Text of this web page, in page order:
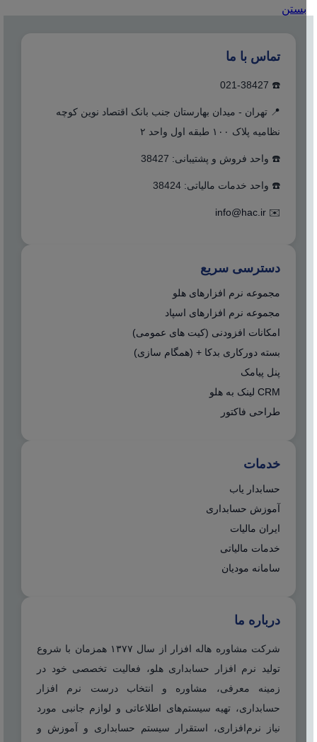
بستن
تماس با ما
☎️ 021-38427
📍 تهران - میدان بهارستان جنب بانک اقتصاد نوین کوچه
نظامیه پلاک ۱۰۰ طبقه اول واحد ۲
☎️ واحد فروش و پشتیبانی: 38427
☎️ واحد خدمات مالیاتی: 38424
✉️
info@hac.ir
دسترسی سریع
مجموعه نرم افزارهای هلو
مجموعه نرم افزارهای اسپاد
امکانات افزودنی (کیت های عمومی)
بسته دورکاری بدکا + (همگام سازی)
پنل پیامک
CRM لینک به هلو
طراحی فاکتور
خدمات
حسابدار یاب
آموزش حسابداری
ایران مالیات
خدمات مالیاتی
سامانه مودیان
درباره ما
شرکت مشاوره هاله افزار از سال ۱۳۷۷ همزمان با شروع
تولید نرم افزار حسابداری هلو، فعالیت تخصصی خود در
زمینه معرفی، مشاوره و انتخاب درست نرم افزار
حسابداری، تهیه سیستم‌های اطلاعاتی و لوازم جانبی مورد
نیاز نرم‌افزاری، استقرار سیستم حسابداری و آموزش و